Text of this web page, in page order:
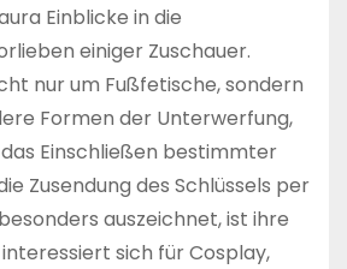
Einblicke in die
einiger Zuschauer.
nur um Fußfetische, sondern
Formen der Unterwerfung,
Einschließen bestimmter
Zusendung des Schlüssels per
auszeichnet, ist ihre
sich für Cosplay,